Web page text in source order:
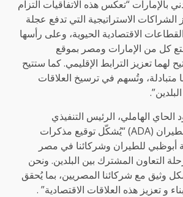
بالإمارات “تعكس هذه الاتفاقيات التزام
الشراكات الاستراتيجية التي تدفع عجلة
القطاعات الاقتصادية الحيوية، وعلى رأسها
كل من الإمارات ومصر بموقع
لهما تعزيز الترابط الإقليمي. كما ستتيح
وتُسهم في ترسيخ العلاقات
الحاي الهاملي، الرئيس التنفيذي
لمجموعة أبوظبي للطيران (ADA) “يُشكّل توقيع مذكرات
أبوظبي للطيران وشركائنا في مصر
التعاون المشترك بين البلدين. ونحن
وثيق مع شركائنا المصريين، بما يُحقق
و تعزيز هذه العلاقات الاقتصادية” .